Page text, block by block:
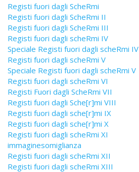
Registi fuori dagli ScheRmi
Registi fuori dagli ScheRmi II
Registi fuori dagli ScheRmi III
Registi fuori dagli scheRmi IV
Speciale Registi fuori dagli scheRmi IV
Registi fuori dagli scheRmi V
Speciale Registi fuori dagli scheRmi V
Registi fuori dagli scheRmi VI
Registi Fuori dagli ScheRmi VII
Registi fuori dagli Sche[r]mi VIII
Registi fuori dagli sche[r]mi IX
Registi fuori dagli sche[r]mi X
Registi fuori dagli scheRmi XI
immaginesomiglianza
Registi fuori dagli scheRmi XII
Registi fuori dagli scheRmi XIII